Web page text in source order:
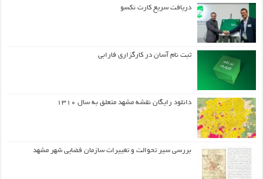
دریافت سریع کارت نکسو
ثبت نام آسان در کارگزاری فارابی
دانلود رایگان نقشه مشهد متعلق به سال ۱۳۱۰
بررسی سیر تحوالت و تغییرات سازمان فضایی شهر مشهد